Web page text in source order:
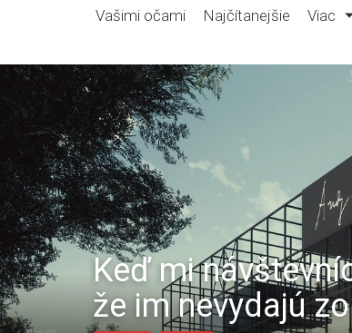
Vašimi očami
Najčítanejšie Viac
Keď mi
že im nevydajú